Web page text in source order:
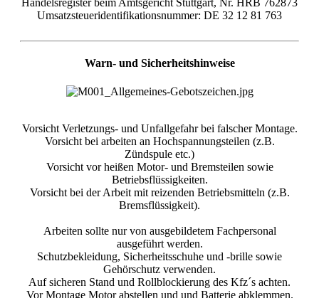
Handelsregister beim Amtsgericht Stuttgart, Nr. HRB 762873
Umsatzsteueridentifikationsnummer: DE 32 12 81 763
Warn- und Sicherheitshinweise
Vorsicht Verletzungs- und Unfallgefahr bei falscher Montage.
Vorsicht bei arbeiten an Hochspannungsteilen (z.B.
Zündspule etc.)
Vorsicht vor heißen Motor- und Bremsteilen sowie
Betriebsflüssigkeiten.
Vorsicht bei der Arbeit mit reizenden Betriebsmitteln (z.B.
Bremsflüssigkeit).
Arbeiten sollte nur von ausgebildetem Fachpersonal
ausgeführt werden.
Schutzbekleidung, Sicherheitsschuhe und -brille sowie
Gehörschutz verwenden.
Auf sicheren Stand und Rollblockierung des Kfz´s achten.
Vor Montage Motor abstellen und und Batterie abklemmen.